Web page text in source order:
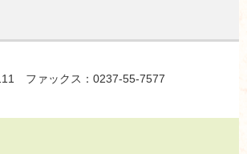
ファックス：0237-55-7577